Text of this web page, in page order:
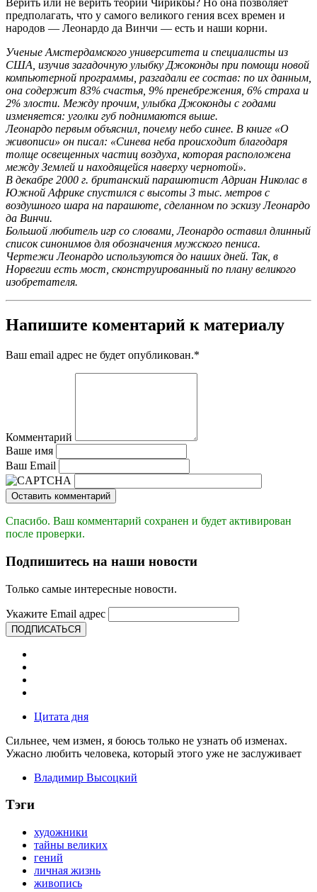
Верить или не верить теории Чирикбы? Но она позволяет
предполагать, что у самого великого гения всех времен и
народов — Леонардо да Винчи — есть и наши корни.
Ученые Амстердамского университета и специалисты из
США, изучив загадочную улыбку Джоконды при помощи новой
компьютерной программы, разгадали ее состав: по их данным,
она содержит 83% счастья, 9% пренебрежения, 6% страха и
2% злости. Между прочим, улыбка Джоконды с годами
изменяется: уголки губ поднимаются выше.
Леонардо первым объяснил, почему небо синее. В книге «О
живописи» он писал: «Синева неба происходит благодаря
толще освещенных частиц воздуха, которая расположена
между Землей и находящейся наверху чернотой».
В декабре 2000 г. британский парашютист Адриан Николас в
Южной Африке спустился с высоты 3 тыс. метров с
воздушного шара на парашюте, сделанном по эскизу Леонардо
да Винчи.
Большой любитель игр со словами, Леонардо оставил длинный
список синонимов для обозначения мужского пениса.
Чертежи Леонардо используются до наших дней. Так, в
Норвегии есть мост, сконструированный по плану великого
изобретателя.
Напишите коментарий к материалу
Ваш email адрес не будет опубликован.*
Комментарий
Ваше имя
Ваш Email
Оставить комментарий
Спасибо. Ваш комментарий сохранен и будет активирован
после проверки.
Подпишитесь на наши новости
Только самые интересные новости.
Укажите Email адрес
ПОДПИСАТЬСЯ
Цитата дня
Сильнее, чем измен, я боюсь только не узнать об изменах.
Ужасно любить человека, который этого уже не заслуживает
Владимир Высоцкий
Тэги
художники
тайны великих
гений
личная жизнь
живопись